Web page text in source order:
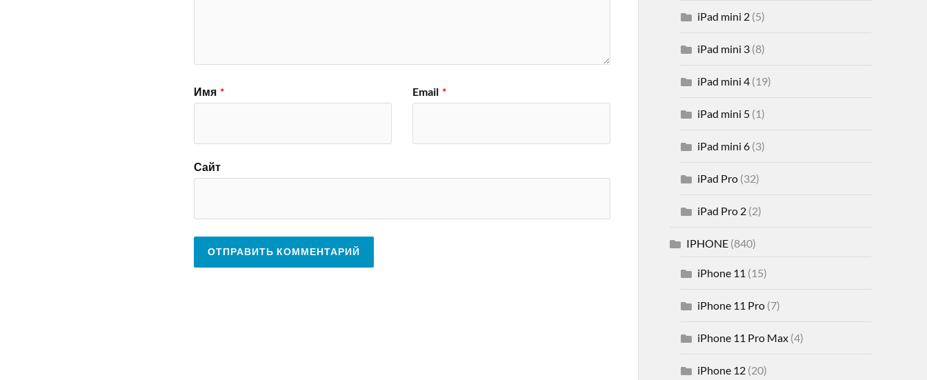
Имя * Email *
Сайт
iPad mini 2(5)
iPad mini 3(8)
iPad mini 4(19)
iPad mini 5(1)
iPad mini 6(3)
iPad Pro(32)
iPad Pro 2(2)
IPHONE(840)
iPhone 11 (15)
iPhone 11 Pro(7)
iPhone 11 Pro Max(4)
iPhone 12(20)